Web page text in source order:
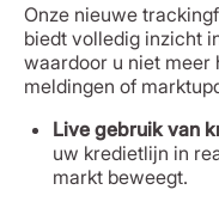
Onze nieuwe
biedt volledig inzicht
waardoor u niet meer
meldingen of
Live gebruik van
uw kredietlijn in
markt beweegt.